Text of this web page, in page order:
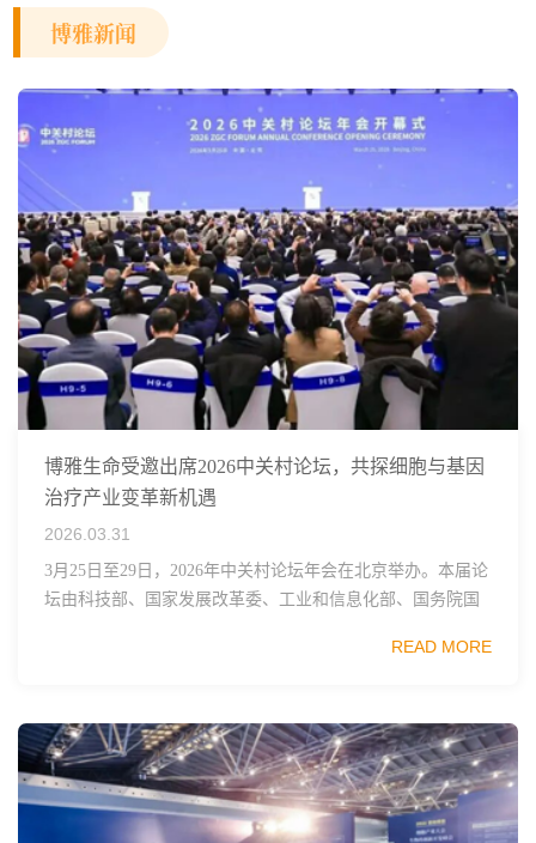
博雅新闻
博雅生命受邀出席2026中关村论坛，共探细胞与基因
治疗产业变革新机遇
2026.03.31
3月25日至29日，2026年中关村论坛年会在北京举办。本届论
坛由科技部、国家发展改革委、工业和信息化部、国务院国
READ MORE